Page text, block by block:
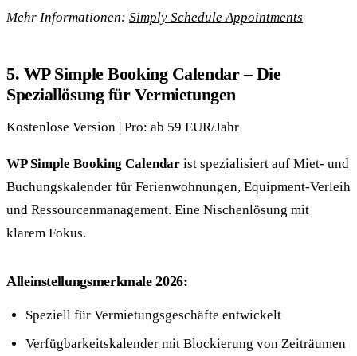
Mehr Informationen: Simply Schedule Appointments
5. WP Simple Booking Calendar – Die
Speziallösung für Vermietungen
Kostenlose Version | Pro: ab 59 EUR/Jahr
WP Simple Booking Calendar ist spezialisiert auf Miet- und
Buchungskalender für Ferienwohnungen, Equipment-Verleih
und Ressourcenmanagement. Eine Nischenlösung mit
klarem Fokus.
Alleinstellungsmerkmale 2026:
Speziell für Vermietungsgeschäfte entwickelt
Verfügbarkeitskalender mit Blockierung von Zeiträumen